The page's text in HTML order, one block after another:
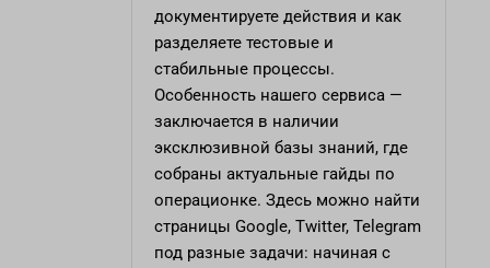
документируете действия и как
разделяете тестовые и
стабильные процессы.
Особенность нашего сервиса —
заключается в наличии
эксклюзивной базы знаний, где
собраны актуальные гайды по
операционке. Здесь можно найти
страницы Google, Twitter, Telegram
под разные задачи: начиная с